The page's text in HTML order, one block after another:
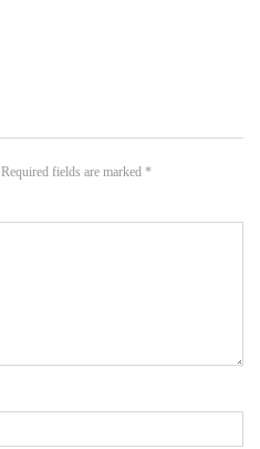
Required fields are marked *